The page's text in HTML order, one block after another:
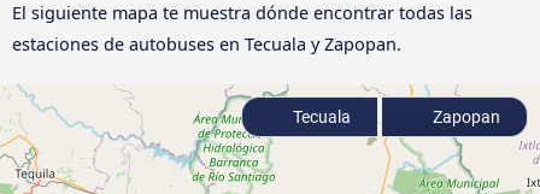
El siguiente mapa te muestra dónde encontrar todas las
estaciones de autobuses en Tecuala y Zapopan.
Tecuala Zapopan